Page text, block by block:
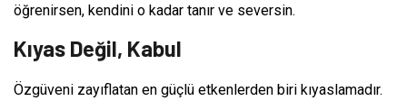
öğrenirsen, kendini o kadar tanır ve seversin.
Kıyas Değil, Kabul
Özgüveni zayıflatan en güçlü etkenlerden biri kıyaslamadır.